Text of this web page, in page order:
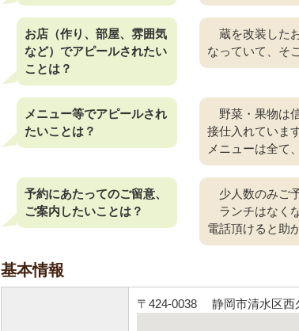
お店（作り、部屋、雰囲気
など）でアピールされたい
ことは？
蔵を改装した
なっていて、そ
メニュー等でアピールされ
たいことは？
野菜・果物は
接仕入れていま
メニューは全て
予約にあたってのご留意、
ご案内したいことは？
少人数のみご
ランチはなく
電話頂けると助
基本情報
〒424-0038 静岡市清水区西